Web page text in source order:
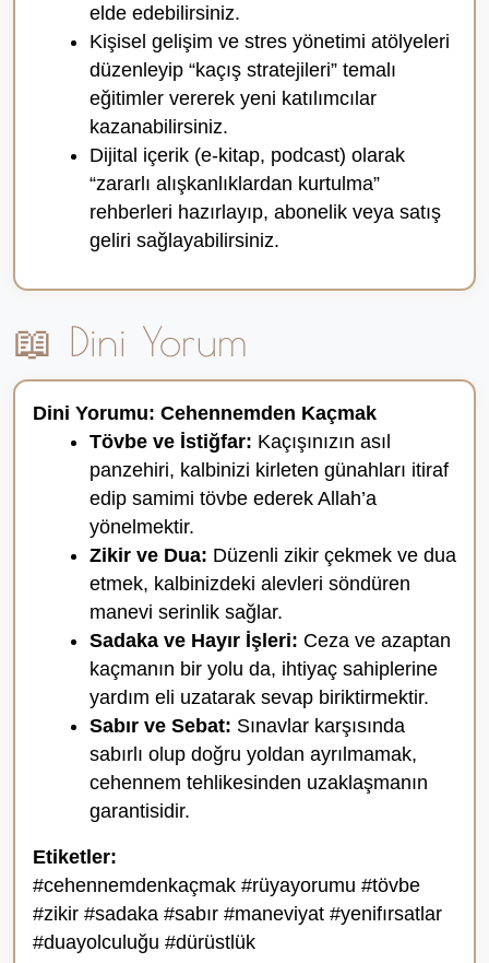
elde edebilirsiniz.
Kişisel gelişim ve stres yönetimi atölyeleri
düzenleyip “kaçış stratejileri” temalı
eğitimler vererek yeni katılımcılar
kazanabilirsiniz.
Dijital içerik (e-kitap, podcast) olarak
“zararlı alışkanlıklardan kurtulma”
rehberleri hazırlayıp, abonelik veya satış
geliri sağlayabilirsiniz.
📖 Dini Yorum
Dini Yorumu: Cehennemden Kaçmak
Tövbe ve İstiğfar: Kaçışınızın asıl
panzehiri, kalbinizi kirleten günahları itiraf
edip samimi tövbe ederek Allah’a
yönelmektir.
Zikir ve Dua: Düzenli zikir çekmek ve dua
etmek, kalbinizdeki alevleri söndüren
manevi serinlik sağlar.
Sadaka ve Hayır İşleri: Ceza ve azaptan
kaçmanın bir yolu da, ihtiyaç sahiplerine
yardım eli uzatarak sevap biriktirmektir.
Sabır ve Sebat: Sınavlar karşısında
sabırlı olup doğru yoldan ayrılmamak,
cehennem tehlikesinden uzaklaşmanın
garantisidir.
Etiketler:
#cehennemdenkaçmak #rüyayorumu #tövbe
#zikir #sadaka #sabır #maneviyat #yenifırsatlar
#duayolculuğu #dürüstlük